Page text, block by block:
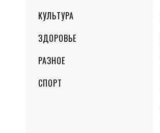
КУЛЬТУРА
ЗДОРОВЬЕ
РАЗНОЕ
СПОРТ